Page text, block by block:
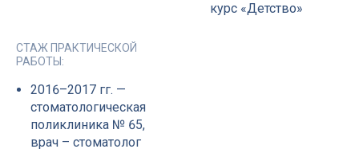
курс «Детство»
СТАЖ ПРАКТИЧЕСКОЙ
РАБОТЫ:
2016–2017 гг. —
стоматологическая
поликлиника № 65,
врач – стоматолог